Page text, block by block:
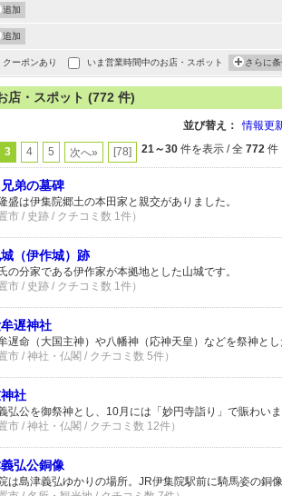
追加
追加
クーポンあり いま営業時間中のお店・スポット さらに
店・スポット (772 件)
並び替え： 情報更
3 4 5 次へ» [78] 21～30 件を表示 / 全 772 件
弟の墓碑
盛は伊集院郷土の本田家と親交がありました。
市 / 史跡 / クチコミ数 1件）
（伊作城）跡
の分家である伊作家が本拠地とした山城です。
市 / 史跡 / クチコミ数 1件）
遅神社
遅命（大国主神）や八幡神（応神天皇）などを祭神と
市 / 神社・仏閣 / クチコミ数 5件）
社
弘公を御祭神とし、10月には「妙円寺詣り」で賑わい
市 / 神社・仏閣 / クチコミ数 12件）
弘公銅像
は島津義弘ゆかりの場所。JR伊集院駅前に騎馬姿の銅